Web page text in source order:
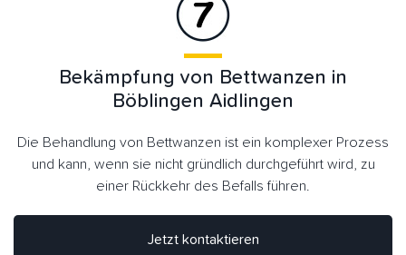
Bekämpfung von Bettwanzen in
Böblingen Aidlingen
Die Behandlung von Bettwanzen ist ein komplexer Prozess
und kann, wenn sie nicht gründlich durchgeführt wird, zu
einer Rückkehr des Befalls führen.
Jetzt kontaktieren